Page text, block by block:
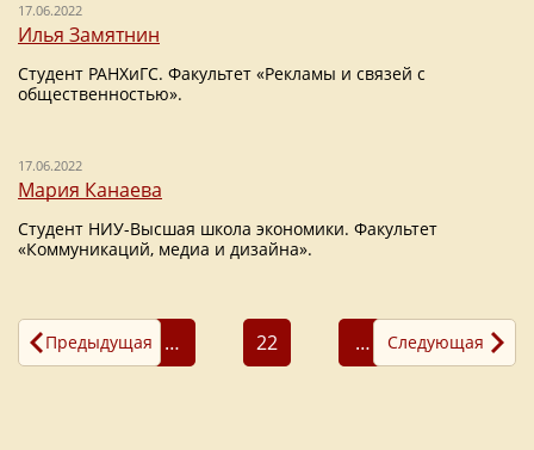
17.06.2022
Илья Замятнин
Студент РАНХиГС. Факультет «Рекламы и связей с
общественностью».
17.06.2022
Мария Канаева
Студент НИУ-Высшая школа экономики. Факультет
«Коммуникаций, медиа и дизайна».
Предыдущая … 22 … Следующая